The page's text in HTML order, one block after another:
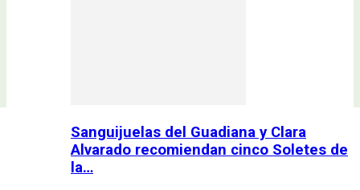
Sanguijuelas del Guadiana y Clara
Alvarado recomiendan cinco Soletes de
la…